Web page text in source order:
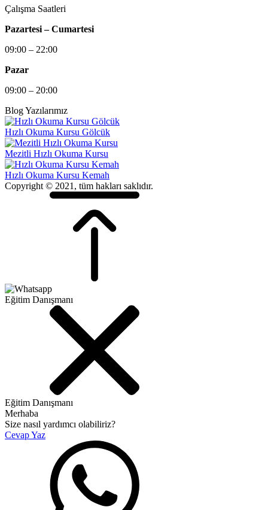
Çalışma Saatleri
Pazartesi – Cumartesi
09:00 – 22:00
Pazar
09:00 – 20:00
Blog Yazılarımız
Hızlı Okuma Kursu Gölcük
Mezitli Hızlı Okuma Kursu
Hızlı Okuma Kursu Kemah
Copyright © 2021, tüm hakları saklıdır.
Eğitim Danışmanı
Eğitim Danışmanı
Merhaba
Size nasıl yardımcı olabiliriz?
Cevap Yaz